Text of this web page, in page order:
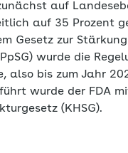
auf
auf 35 Prozent
Gesetz zur
wurde die
also bis zum Jahr
wurde der FDA
(KHSG).